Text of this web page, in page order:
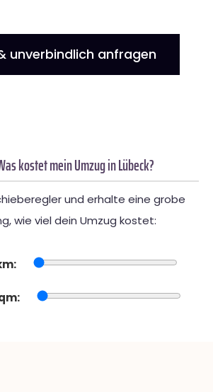
unverbindlich anfragen
kostet mein Umzug in Lübeck?
und erhalte eine grobe
wie viel dein Umzug kostet: